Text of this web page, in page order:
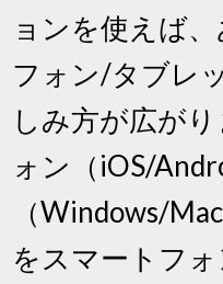
ョンを使えば
フォン/タブレ
しみ方が広が
ォン（iOS/
（Windows/
をスマートフ